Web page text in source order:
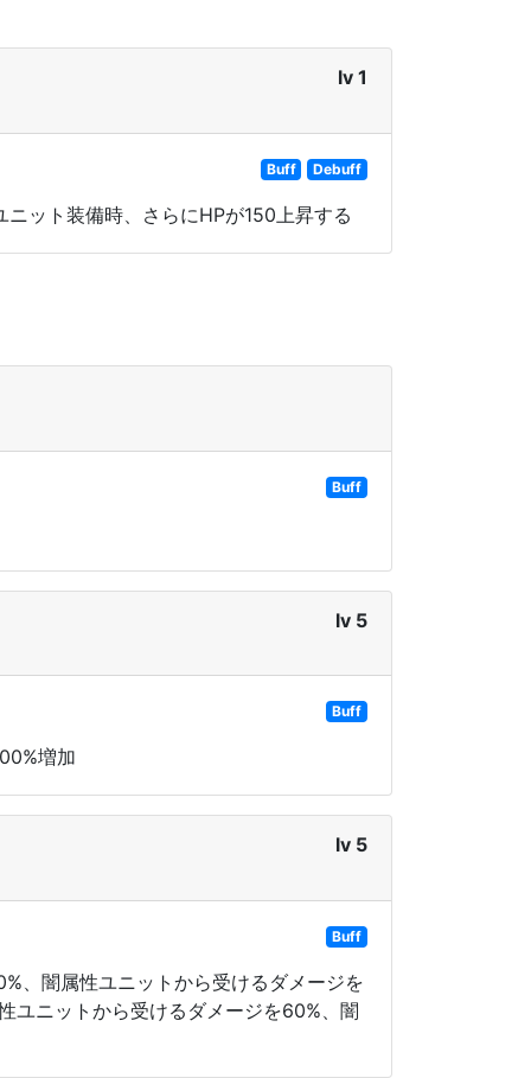
lv 1
Buff Debuff
ット装備時、さらにHPが150上昇する
Buff
lv 5
Buff
増加
lv 5
Buff
、闇属性ユニットから受けるダメージを
ユニットから受けるダメージを60%、闇